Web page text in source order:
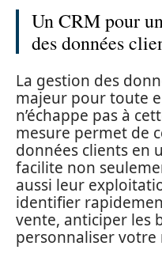
Un CRM pour
des données
La gestion des
majeur pour toute
n’échappe pas à
mesure permet de
données clients en
facilite non
aussi leur
identifier
vente, anticiper les
personnaliser votre